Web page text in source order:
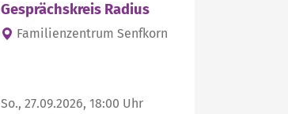
Gesprächskreis Radius
Familienzentrum Senfkorn
So., 27.09.2026, 18:00 Uhr